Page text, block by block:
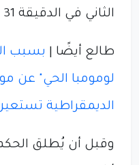
الثاني في الدقيقة 31 من زمن المباراة.
طالع أيضًا | بسبب
لومومبا الحي" عن
الديمقراطية
وقبل أن يُطلق الحكم